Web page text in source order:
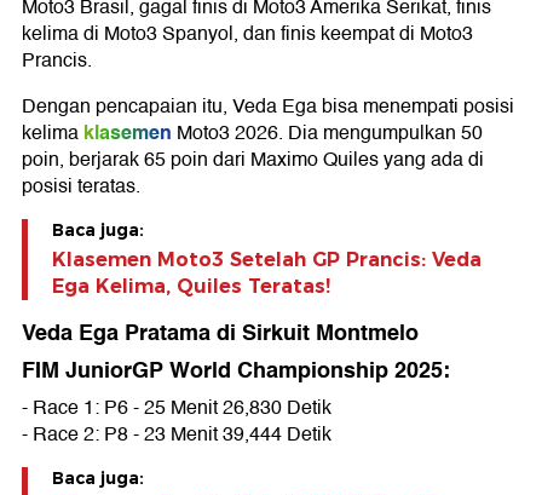
Moto3 Brasil, gagal finis di Moto3 Amerika Serikat, finis
kelima di Moto3 Spanyol, dan finis keempat di Moto3
Prancis.
Dengan pencapaian itu, Veda Ega bisa menempati posisi
kelimaklasemen Moto3 2026. Dia mengumpulkan 50
poin, berjarak 65 poin dari Maximo Quiles yang ada di
posisi teratas.
Baca juga:
Klasemen Moto3 Setelah GP Prancis: Veda
Ega Kelima, Quiles Teratas!
Veda Ega Pratama di Sirkuit Montmelo
FIM JuniorGP World Championship 2025:
- Race 1: P6 - 25 Menit 26,830 Detik
- Race 2: P8 - 23 Menit 39,444 Detik
Baca juga: